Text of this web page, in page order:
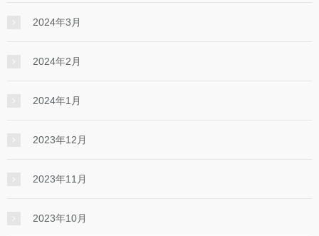
2024年3月
2024年2月
2024年1月
2023年12月
2023年11月
2023年10月